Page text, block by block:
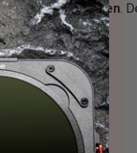
oder entfernen.